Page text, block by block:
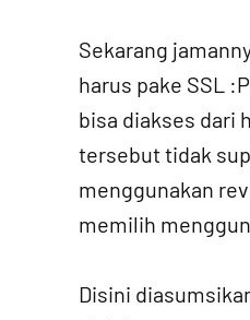
Sekarang
harus pake SSL
bisa diakses dari
tersebut tidak
menggunakan
memilih
Disini